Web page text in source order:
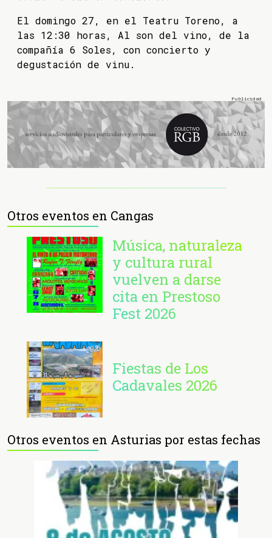
El domingo 27, en el Teatru Toreno, a
las 12:30 horas, Al son del vino, de la
compañía 6 Soles, con concierto y
degustación de vinu.
Otros eventos en Cangas
Música, naturaleza
y cultura rural
vuelven a darse
cita en Prestoso
Fest 2026
Fiestas de Los
Cadavales 2026
Otros eventos en Asturias por estas fechas